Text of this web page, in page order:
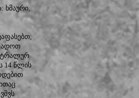
ხმაური,
14 წლის